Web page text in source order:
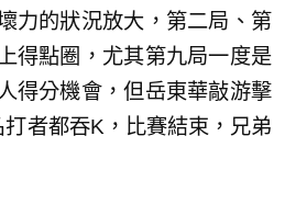
力的狀況放大，第二局、第
得點圈，尤其第九局一度是
得分機會，但岳東華敲游擊
者都吞K，比賽結束，兄弟